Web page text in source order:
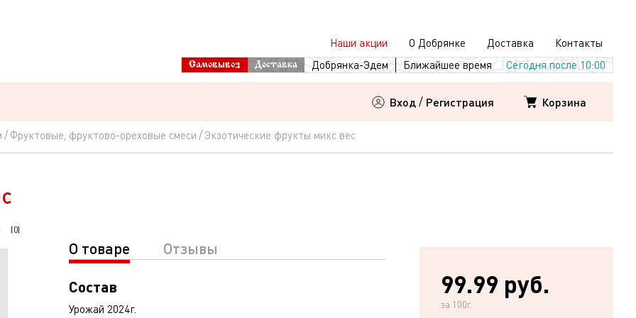
Наши акции О Добрянке Доставка Контакты
Самовывоз Доставка Добрянка-Эдем Ближайшее время Сегодня после 10:00
Вход / Регистрация Корзина
Фруктовые, фруктово-ореховые смеси Экзотические фрукты микс вес
(0)
О товаре
Отзывы
Состав
Урожай 2024г.
99.99 руб.
за 100г.